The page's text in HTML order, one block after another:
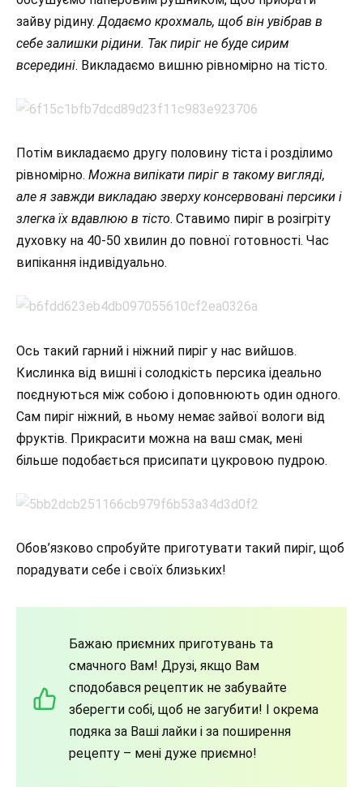
зайву рідину. Додаємо крохмаль, щоб він увібрав в
себе залишки рідини. Так пиріг не буде сирим
всередині. Викладаємо вишню рівномірно на тісто.
Потім викладаємо другу половину тіста і розділимо
рівномірно. Можна випікати пиріг в такому вигляді,
але я завжди викладаю зверху консервовані персики і
злегка їх вдавлюю в тісто. Ставимо пиріг в розігріту
духовку на 40-50 хвилин до повної готовності. Час
випікання індивідуально.
Ось такий гарний і ніжний пиріг у нас вийшов.
Кислинка від вишні і солодкість персика ідеально
поєднуються між собою і доповнюють один одного.
Сам пиріг ніжний, в ньому немає зайвої вологи від
фруктів. Прикрасити можна на ваш смак, мені
більше подобається присипати цукровою пудрою.
Обов’язково спробуйте приготувати такий пиріг, щоб
порадувати себе і своїх близьких!
Бажаю приємних приготувань та
смачного Вам! Друзі, якщо Вам
сподобався рецептик не забувайте
зберегти собі, щоб не загубити! І окрема
подяка за Ваші лайки і за поширення
рецепту – мені дуже приємно!